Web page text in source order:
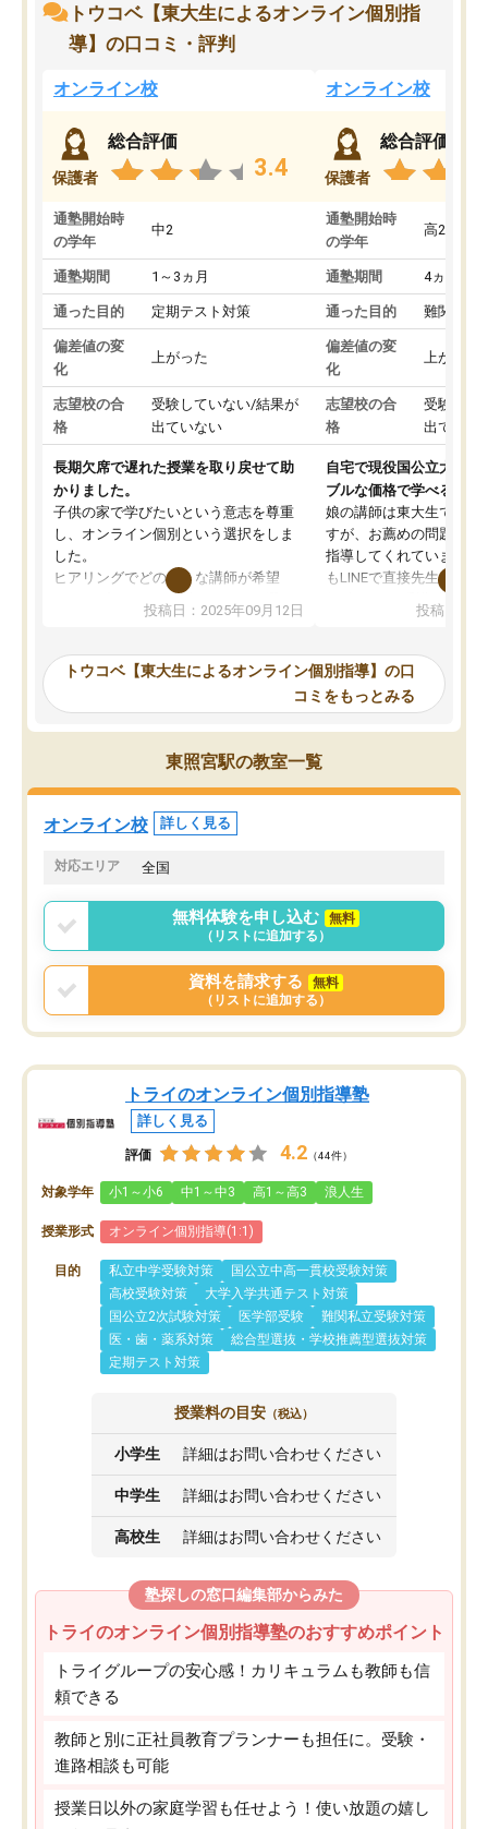
トウコベ【東大生によるオンライン個別指
導】の口コミ・評判
オンライン校
保護者
総合評価
3.4
通塾開始時
の学年
中2
通塾期間 1～3ヵ月
通った目的 定期テスト対策
偏差値の変
化
上がった
志望校の合
格
受験していない/結果が
出ていない
長期欠席で遅れた授業を取り戻せて助
かりました。
子供の家で学びたいという意志を尊重
し、オンライン個別という選択をしま
した。
ヒアリングでどのような講師が希望
か、オプションは付帯するかなど選ぶ
事が出来ました。
ーティングを行い、その講師で良いか
見てから講師を決定する事ができま
す。
うちの子は、初回面談の講師の方で決
オンラインツールを使用した単語帳の
共有があり宿題もそちらで出される形
でした。
言う事で講師変更の申し出があり、あ
まりに短期での変更だった為、塾に通
う事にして退会しました。遅れも取り
戻せ、授業内容や講師の方は良かった
と思います。
投稿日：2025年09月12日
オンライン校
保護者
総合評価
通塾開始時
の学年
高2
通塾期間 4ヵ月～1
通った目的 難関私立
偏差値の変
化
上がった
志望校の合
格
受験して
出ていな
自宅で現役国公立大学生
ブルな価格で学べる
娘の講師は東大生では無
すが、お薦めの問題集や
指導してくれています。
もLINEで直接先生に質問
めれるので、個人に合
いなのがあり(有料)、受
ことをどんなスケジュー
くか相談したのですが、
ち期待したものではなく
くなってきたようなので
投稿日：
トウコベ【東大生によるオンライン個別指導】の口
コミをもっとみる
東照宮駅の教室一覧
オンライン校 詳しく見る
対応エリア 全国
無料体験を申し込む
無料
（リストに追加する）
資料を請求する
無料
（リストに追加する）
トライのオンライン個別指導塾
詳しく見る
評価 4.2 （44件）
対象学年 小1～小6 中1～中3 高1～高3 浪人生
授業形式 オンライン個別指導(1:1)
目的 私立中学受験対策
国公立中高一貫校受験対策
高校受験対策
大学入学共通テスト対策
国公立2次試験対策
医学部受験
難関私立受験対策
医・歯・薬系対策
総合型選抜・学校推薦型選抜対策
定期テスト対策
授業料の目安 （税込）
小学生 詳細はお問い合わせください
中学生 詳細はお問い合わせください
高校生 詳細はお問い合わせください
塾探しの窓口編集部からみた
トライのオンライン個別指導塾のおすすめポイント
トライグループの安心感！カリキュラムも教師も信
頼できる
教師と別に正社員教育プランナーも担任に。受験・
進路相談も可能
授業日以外の家庭学習も任せよう！使い放題の嬉し